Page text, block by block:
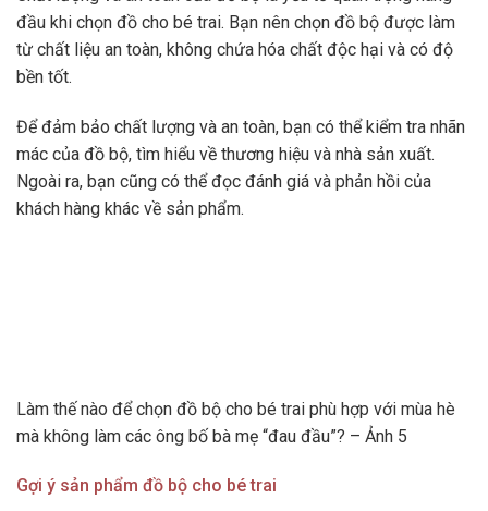
đầu khi chọn đồ cho bé trai. Bạn nên chọn đồ bộ được làm
từ chất liệu an toàn, không chứa hóa chất độc hại và có độ
bền tốt.
Để đảm bảo chất lượng và an toàn, bạn có thể kiểm tra nhãn
mác của đồ bộ, tìm hiểu về thương hiệu và nhà sản xuất.
Ngoài ra, bạn cũng có thể đọc đánh giá và phản hồi của
khách hàng khác về sản phẩm.
Làm thế nào để chọn đồ bộ cho bé trai phù hợp với mùa hè
mà không làm các ông bố bà mẹ “đau đầu”? – Ảnh 5
Gợi ý sản phẩm đồ bộ cho bé trai